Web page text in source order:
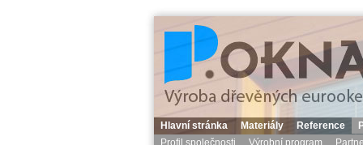
Hlavní stránka Materiály Reference
Profil společnosti
Výrobní program